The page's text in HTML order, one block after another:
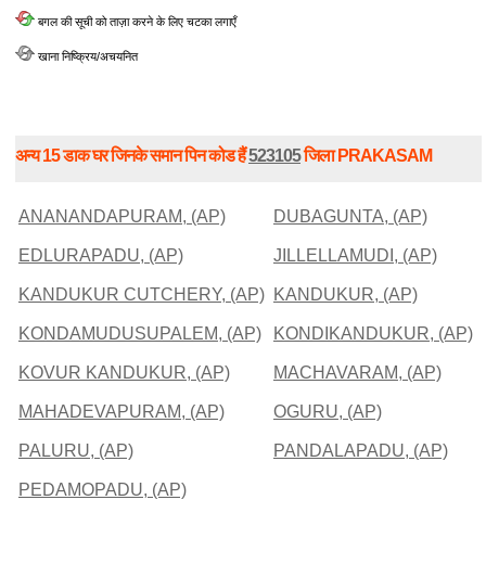
बगल की सूची को ताज़ा करने के लिए चटका लगाएँ
खाना निष्क्रिय/अचयनित
अन्य 15 डाक घर जिनके समान पिन कोड हैं523105जिला PRAKASAM
ANANANDAPURAM, (AP) DUBAGUNTA, (AP)
EDLURAPADU, (AP) JILLELLAMUDI, (AP)
KANDUKUR CUTCHERY, (AP) KANDUKUR, (AP)
KONDAMUDUSUPALEM, (AP) KONDIKANDUKUR, (AP)
KOVUR KANDUKUR, (AP) MACHAVARAM, (AP)
MAHADEVAPURAM, (AP) OGURU, (AP)
PALURU, (AP) PANDALAPADU, (AP)
PEDAMOPADU, (AP)